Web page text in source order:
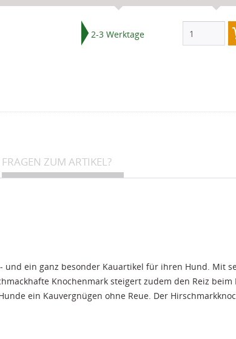
2-3 Werktage
FRAGEN ZUM ARTIKEL?
ein ganz besonder Kauartikel für ihren Hund. Mit
Knochenmark steigert zudem den Reiz
ein Kauvergnügen ohne Reue. Der